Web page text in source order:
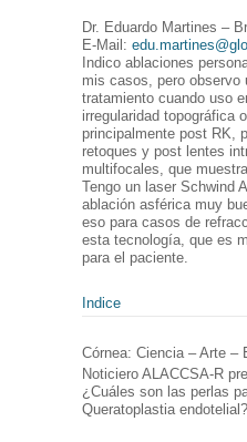
Dr. Eduardo Martines –
E-Mail:
Indico ablaciones
mis casos, pero observo
tratamiento cuando uso
irregularidad topográfica
principalmente post RK,
retoques y post lentes
multifocales, que
Tengo un laser Schwind
ablación asférica muy
eso para casos de
esta tecnología, que es
para el paciente.
Indice
Córnea: Ciencia – Arte –
Noticiero ALACCSA-R
¿Cuáles son las perlas
Queratoplastia endotelial?